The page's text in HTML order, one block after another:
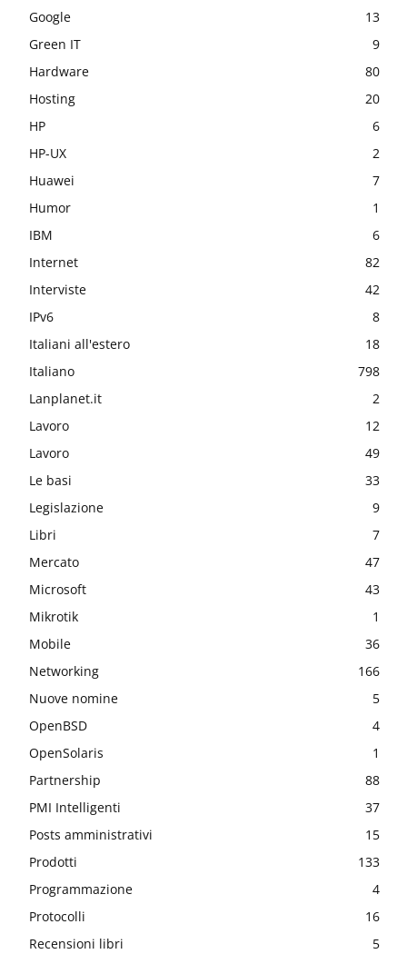
Google
13
Green IT
9
Hardware
80
Hosting
20
HP
6
HP-UX
2
Huawei
7
Humor
1
IBM
6
Internet
82
Interviste
42
IPv6
8
Italiani all'estero
18
Italiano
798
Lanplanet.it
2
Lavoro
12
Lavoro
49
Le basi
33
Legislazione
9
Libri
7
Mercato
47
Microsoft
43
Mikrotik
1
Mobile
36
Networking
166
Nuove nomine
5
OpenBSD
4
OpenSolaris
1
Partnership
88
PMI Intelligenti
37
Posts amministrativi
15
Prodotti
133
Programmazione
4
Protocolli
16
Recensioni libri
5